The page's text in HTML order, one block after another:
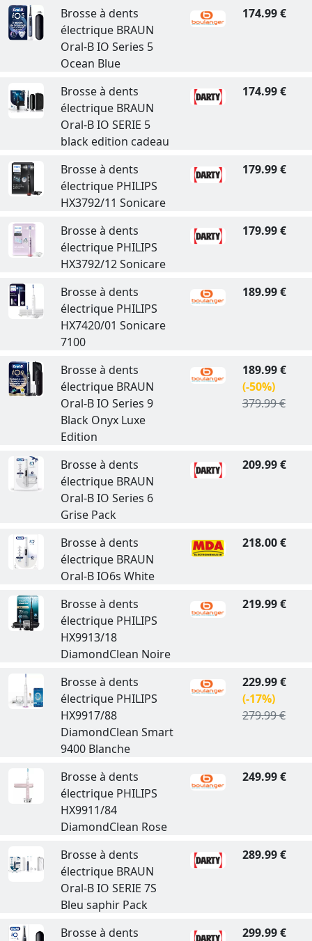
Brosse à dents
électrique BRAUN
Oral-B IO Series 5
Ocean Blue
174.99 €
Brosse à dents
électrique BRAUN
Oral-B IO SERIE 5
black edition cadeau
174.99 €
Brosse à dents
électrique PHILIPS
HX3792/11 Sonicare
179.99 €
Brosse à dents
électrique PHILIPS
HX3792/12 Sonicare
179.99 €
Brosse à dents
électrique PHILIPS
HX7420/01 Sonicare
7100
189.99 €
Brosse à dents
électrique BRAUN
Oral-B IO Series 9
Black Onyx Luxe
Edition
189.99 €
(-50%)
379.99 €
Brosse à dents
électrique BRAUN
Oral-B IO Series 6
Grise Pack
209.99 €
Brosse à dents
électrique BRAUN
Oral-B IO6s White
218.00 €
Brosse à dents
électrique PHILIPS
HX9913/18
DiamondClean Noire
219.99 €
Brosse à dents
électrique PHILIPS
HX9917/88
DiamondClean Smart
9400 Blanche
229.99 €
(-17%)
279.99 €
Brosse à dents
électrique PHILIPS
HX9911/84
DiamondClean Rose
249.99 €
Brosse à dents
électrique BRAUN
Oral-B IO SERIE 7S
Bleu saphir Pack
289.99 €
Brosse à dents
299.99 €